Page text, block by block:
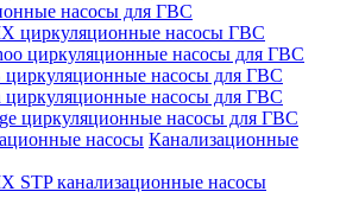
насосы для ГВС
циркуляционные насосы ГВС
циркуляционные насосы для ГВС
насосы для ГВС
циркуляционные насосы для ГВС
циркуляционные насосы для ГВС
Канализационные
STP канализационные насосы